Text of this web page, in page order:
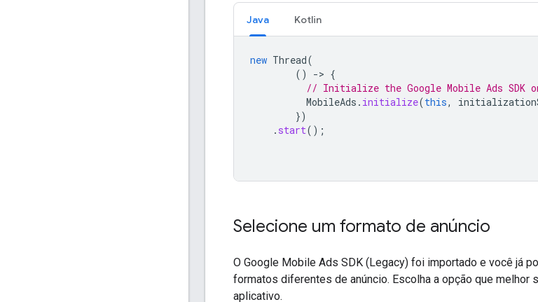
Java Kotlin
new Thread(
()
-> {
// Initialize the Google Mobile Ads SDK
MobileAds . initialize(this,
})
. start();
Selecione um formato de anúncio
O Google Mobile Ads SDK (Legacy) foi importado e você já
formatos diferentes de anúncio. Escolha a opção que melhor
aplicativo.